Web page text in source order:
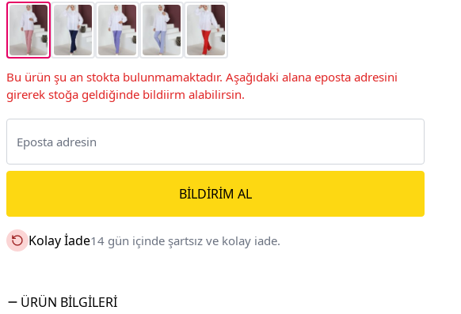
Bu ürün şu an stokta bulunmamaktadır. Aşağıdaki alana eposta adresini
girerek stoğa geldiğinde bildiirm alabilirsin.
BILDIRIM AL
Kolay İade14 gün içinde şartsız ve kolay iade.
ÜRÜN BILGILERI